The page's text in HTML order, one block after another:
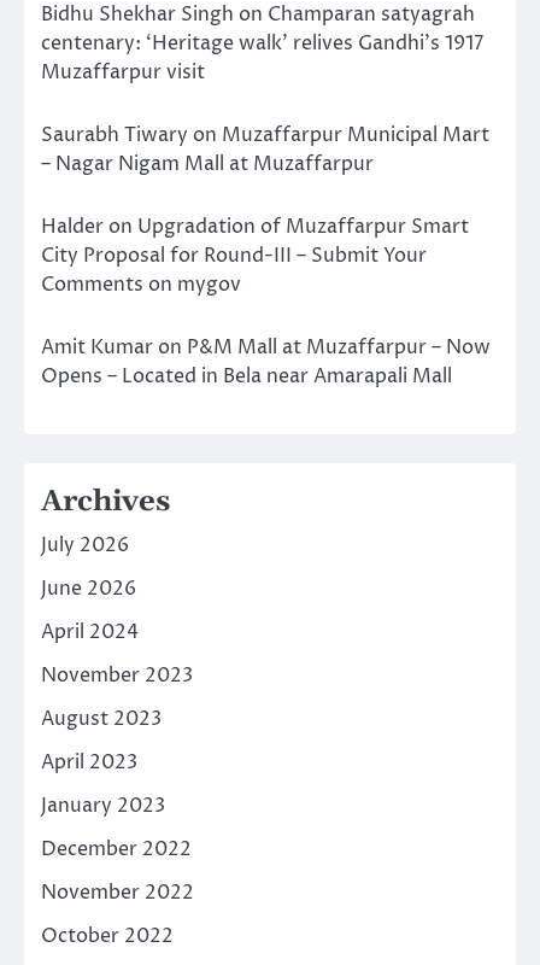
Bidhu Shekhar Singh on Champaran satyagrah
centenary: ‘Heritage walk’ relives Gandhi’s 1917
Muzaffarpur visit
Saurabh Tiwary on Muzaffarpur Municipal Mart
– Nagar Nigam Mall at Muzaffarpur
Halder on Upgradation of Muzaffarpur Smart
City Proposal for Round-III – Submit Your
Comments on mygov
Amit Kumar on P&M Mall at Muzaffarpur – Now
Opens – Located in Bela near Amarapali Mall
Archives
July 2026
June 2026
April 2024
November 2023
August 2023
April 2023
January 2023
December 2022
November 2022
October 2022